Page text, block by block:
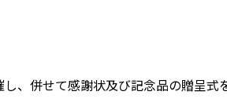
、併せて感謝状及び記念品の贈呈式